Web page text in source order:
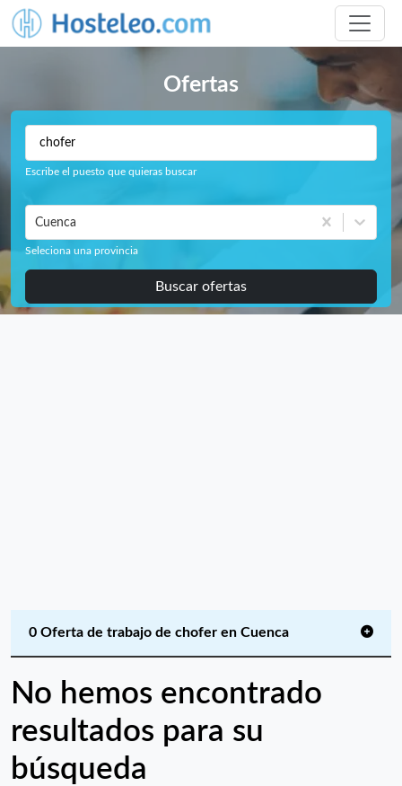
Ofertas
Escribe el puesto que quieras buscar
Cuenca
Seleciona una provincia
Buscar ofertas
0 Oferta de trabajo de chofer en Cuenca
No hemos encontrado
resultados para su
búsqueda